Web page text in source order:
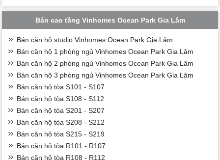
Bán cao tầng Vinhomes Ocean Park Gia Lâm
Bán căn hộ studio Vinhomes Ocean Park Gia Lâm
Bán căn hộ 1 phòng ngủ Vinhomes Ocean Park Gia Lâm
Bán căn hộ 2 phòng ngủ Vinhomes Ocean Park Gia Lâm
Bán căn hộ 3 phòng ngủ Vinhomes Ocean Park Gia Lâm
Bán căn hộ tòa S101 - S107
Bán căn hộ tòa S108 - S112
Bán căn hộ tòa S201 - S207
Bán căn hộ tòa S208 - S212
Bán căn hộ tòa S215 - S219
Bán căn hộ tòa R101 - R107
Bán căn hộ tòa R108 - R112